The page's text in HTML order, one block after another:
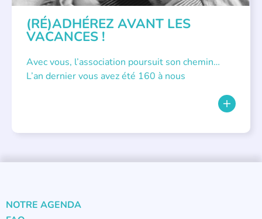
(RÉ)ADHÉREZ AVANT LES
VACANCES !
Avec vous, l’association poursuit son chemin…
L’an dernier vous avez été 160 à nous
NOTRE AGENDA